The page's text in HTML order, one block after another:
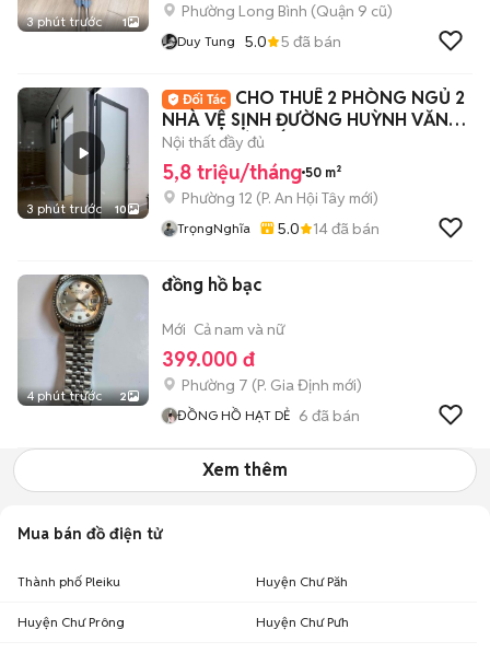
3 phút trước 1
Phường Long Bình (Quận 9 cũ)
Duy Tung 5.0 5 đã bán
3 phút trước 10
CHO THUÊ 2 PHÒNG NGỦ 2
NHÀ VỆ SỊNH ĐƯỜNG HUỲNH VĂN
NGHỆ - GÒ VẤP
Nội thất đầy đủ
5,8 triệu/tháng 50 m²
Phường 12 (P. An Hội Tây mới)
TrọngNghĩa 5.0 14đã bán
4 phút trước 2
đồng hồ bạc
Mới Cả nam và nữ
399.000 đ
Phường 7 (P. Gia Định mới)
ĐỒNG HỒ HẠT DẺ 6 đã bán
Xem thêm
Mua bán đồ điện tử
Thành phố Pleiku Huyện Chư Păh
Huyện Chư Prông Huyện Chư Pưh